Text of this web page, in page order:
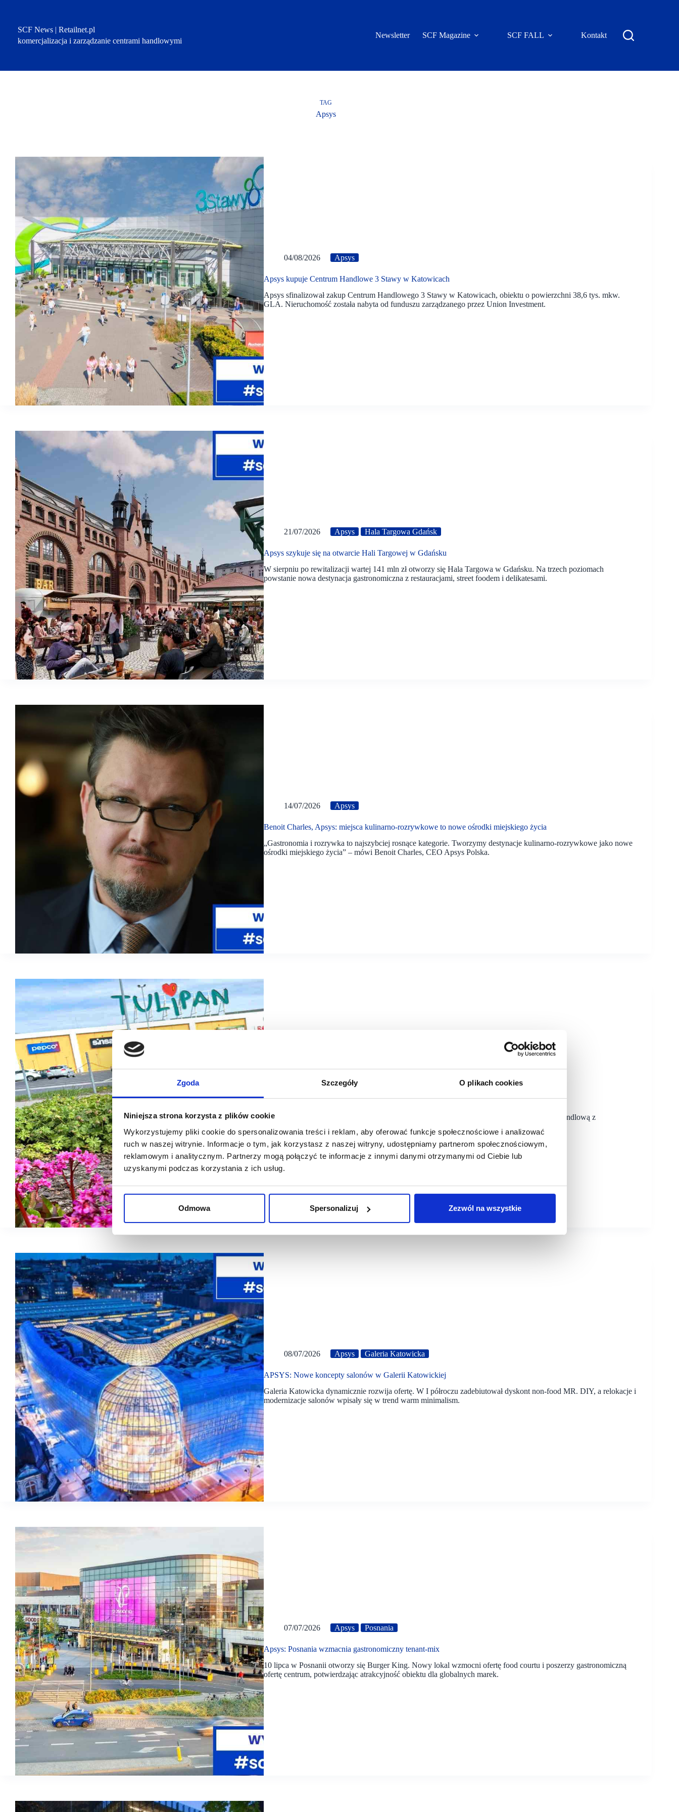
Zgoda Szczegóły O plikach cookies
Niniejsza strona korzysta z plików cookie
Wykorzystujemy pliki cookie do spersonalizowania treści i reklam, aby oferować funkcje społecznościowe i analizować
ruch w naszej witrynie. Informacje o tym, jak korzystasz z naszej witryny, udostępniamy partnerom społecznościowym,
reklamowym i analitycznym. Partnerzy mogą połączyć te informacje z innymi danymi otrzymanymi od Ciebie lub
uzyskanymi podczas korzystania z ich usług.
Odmowa Spersonalizuj Zezwól na wszystkie
SCF News | Retailnet.pl
komercjalizacja i zarządzanie centrami handlowymi
Newsletter SCF Magazine SCF FALL Kontakt
TAG
Apsys
04/08/2026 Apsys
Apsys kupuje Centrum Handlowe 3 Stawy w Katowicach
Apsys sfinalizował zakup Centrum Handlowego 3 Stawy w Katowicach, obiektu o powierzchni 38,6 tys. mkw.
GLA. Nieruchomość została nabyta od funduszu zarządzanego przez Union Investment.
21/07/2026 Apsys Hala Targowa Gdańsk
Apsys szykuje się na otwarcie Hali Targowej w Gdańsku
W sierpniu po rewitalizacji wartej 141 mln zł otworzy się Hala Targowa w Gdańsku. Na trzech poziomach
powstanie nowa destynacja gastronomiczna z restauracjami, street foodem i delikatesami.
14/07/2026 Apsys
Benoit Charles, Apsys: miejsca kulinarno-rozrywkowe to nowe ośrodki miejskiego życia
„Gastronomia i rozrywka to najszybciej rosnące kategorie. Tworzymy destynacje kulinarno-rozrywkowe jako nowe
ośrodki miejskiego życia” – mówi Benoit Charles, CEO Apsys Polska.
CH Tulipan
CH Tulipan: więcej niż zakupy – zielona przestrzeń w sercu Widzewa
CH Tulipan w Łodzi rozwija model nowoczesnego obiektu wielofunkcyjnego, łącząc ofertę handlową z
08/07/2026 Apsys Galeria Katowicka
APSYS: Nowe koncepty salonów w Galerii Katowickiej
Galeria Katowicka dynamicznie rozwija ofertę. W I półroczu zadebiutował dyskont non-food MR. DIY, a relokacje i
modernizacje salonów wpisały się w trend warm minimalism.
07/07/2026 Apsys Posnania
Apsys: Posnania wzmacnia gastronomiczny tenant-mix
10 lipca w Posnanii otworzy się Burger King. Nowy lokal wzmocni ofertę food courtu i poszerzy gastronomiczną
ofertę centrum, potwierdzając atrakcyjność obiektu dla globalnych marek.